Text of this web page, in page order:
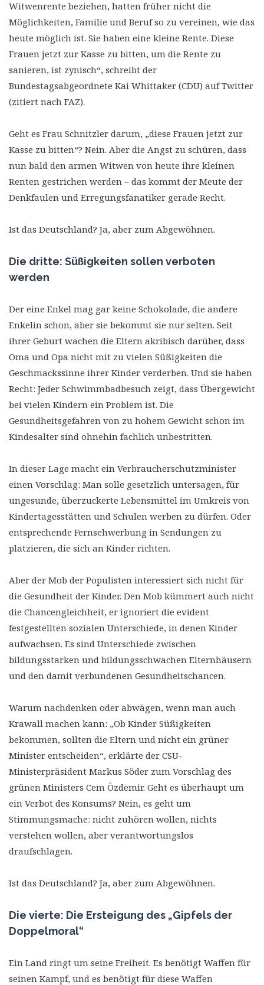
Witwenrente beziehen, hatten früher nicht die
Möglichkeiten, Familie und Beruf so zu vereinen, wie das
heute möglich ist. Sie haben eine kleine Rente. Diese
Frauen jetzt zur Kasse zu bitten, um die Rente zu
sanieren, ist zynisch“, schreibt der
Bundestagsabgeordnete Kai Whittaker (CDU) auf Twitter
(zitiert nach FAZ).
Geht es Frau Schnitzler darum, „diese Frauen jetzt zur
Kasse zu bitten“? Nein. Aber die Angst zu schüren, dass
nun bald den armen Witwen von heute ihre kleinen
Renten gestrichen werden – das kommt der Meute der
Denkfaulen und Erregungsfanatiker gerade Recht.
Ist das Deutschland? Ja, aber zum Abgewöhnen.
Die dritte: Süßigkeiten sollen verboten
werden
Der eine Enkel mag gar keine Schokolade, die andere
Enkelin schon, aber sie bekommt sie nur selten. Seit
ihrer Geburt wachen die Eltern akribisch darüber, dass
Oma und Opa nicht mit zu vielen Süßigkeiten die
Geschmackssinne ihrer Kinder verderben. Und sie haben
Recht: Jeder Schwimmbadbesuch zeigt, dass Übergewicht
bei vielen Kindern ein Problem ist. Die
Gesundheitsgefahren von zu hohem Gewicht schon im
Kindesalter sind ohnehin fachlich unbestritten.
In dieser Lage macht ein Verbraucherschutzminister
einen Vorschlag: Man solle gesetzlich untersagen, für
ungesunde, überzuckerte Lebensmittel im Umkreis von
Kindertagesstätten und Schulen werben zu dürfen. Oder
entsprechende Fernsehwerbung in Sendungen zu
platzieren, die sich an Kinder richten.
Aber der Mob der Populisten interessiert sich nicht für
die Gesundheit der Kinder. Den Mob kümmert auch nicht
die Chancengleichheit, er ignoriert die evident
festgestellten sozialen Unterschiede, in denen Kinder
aufwachsen. Es sind Unterschiede zwischen
bildungsstarken und bildungsschwachen Elternhäusern
und den damit verbundenen Gesundheitschancen.
Warum nachdenken oder abwägen, wenn man auch
Krawall machen kann: „Ob Kinder Süßigkeiten
bekommen, sollten die Eltern und nicht ein grüner
Minister entscheiden“, erklärte der CSU-
Ministerpräsident Markus Söder zum Vorschlag des
grünen Ministers Cem Özdemir. Geht es überhaupt um
ein Verbot des Konsums? Nein, es geht um
Stimmungsmache: nicht zuhören wollen, nichts
verstehen wollen, aber verantwortungslos
draufschlagen.
Ist das Deutschland? Ja, aber zum Abgewöhnen.
Die vierte: Die Ersteigung des „Gipfels der
Doppelmoral“
Ein Land ringt um seine Freiheit. Es benötigt Waffen für
seinen Kampf, und es benötigt für diese Waffen